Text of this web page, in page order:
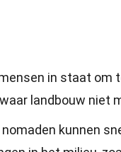
in staat om
landbouw niet
kunnen